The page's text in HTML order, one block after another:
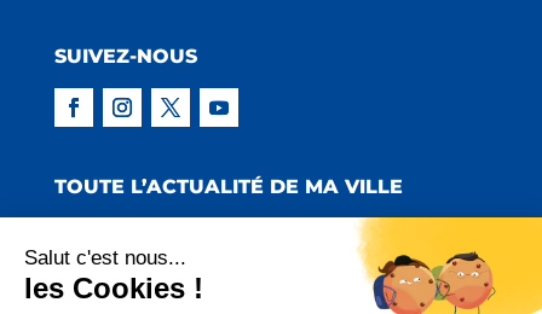
SUIVEZ-NOUS
TOUTE L’ACTUALITÉ DE MA VILLE
Salut c'est nous...
les Cookies !